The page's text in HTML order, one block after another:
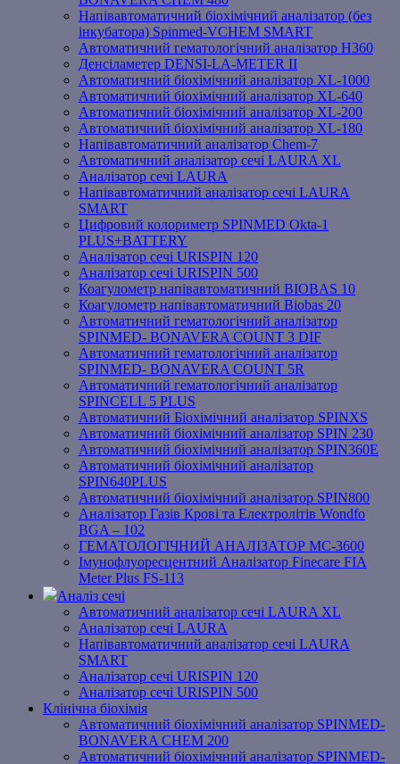
Напівавтоматичний біохімічний аналізатор (без
інкубатора) Spinmed-VCHEM SMART
Автоматичний гематологічний аналізатор Н360
Денсіламетер DENSI-LA-METER ІІ
Автоматичний біохімічний аналізатор XL-1000
Автоматичний біохімічний аналізатор XL-640
Автоматичний біохімічний аналізатор XL-200
Автоматичний біохімічний аналізатор XL-180
Напівавтоматичний аналізатор Chem-7
Автоматичний аналізатор сечі LAURA XL
Аналізатор сечі LAURA
Напівавтоматичний аналізатор сечі LAURA
SMART
Цифровий колориметр SPINMED Okta-1
PLUS+BATTERY
Аналізатор сечі URISPIN 120
Аналізатор сечі URISPIN 500
Коагулометр напівавтоматичний BIOBAS 10
Коагулометр напівавтоматичний Biobas 20
Автоматичний гематологічний аналізатор
SPINMED- BONAVERA COUNT 3 DIF
Автоматичний гематологічний аналізатор
SPINMED- BONAVERA COUNT 5R
Автоматичний гематологічний аналізатор
SPINCELL 5 PLUS
Автоматичний Біохімічний аналізатор SPINXS
Автоматичний біохімічний аналізатор SPIN 230
Автоматичний біохімічний аналізатор SPIN360E
Автоматичний біохімічний аналізатор
SPIN640PLUS
Автоматичний біохімічний аналізатор SPIN800
Аналізатор Газів Крові та Електролітів Wondfo
BGA – 102
ГЕМАТОЛОГІЧНИЙ АНАЛІЗАТОР MC-3600
Імунофлуоресцентний Аналізатор Finecare FIA
Meter Plus FS-113
Аналіз сечі
Автоматичний аналізатор сечі LAURA XL
Аналізатор сечі LAURA
Напівавтоматичний аналізатор сечі LAURA
SMART
Аналізатор сечі URISPIN 120
Аналізатор сечі URISPIN 500
Клінічна біохімія
Автоматичний біохімічний аналізатор SPINMED-
BONAVERA CHEM 200
Автоматичний біохімічний аналізатор SPINMED-